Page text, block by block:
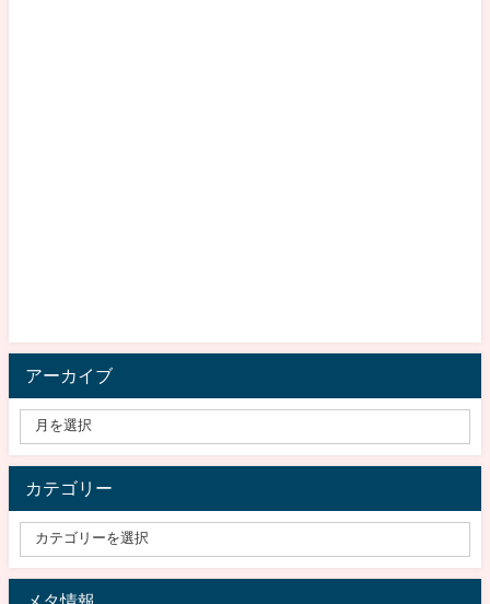
アーカイブ
カテゴリー
メタ情報